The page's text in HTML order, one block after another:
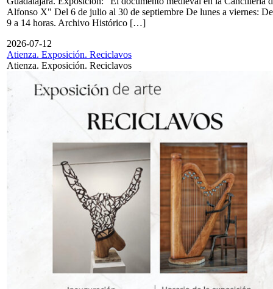
Alfonso X" Del 6 de julio al 30 de septiembre De lunes a viernes: De
9 a 14 horas. Archivo Histórico […]
2026-07-12
Atienza. Exposición. Reciclavos
Atienza. Exposición. Reciclavos